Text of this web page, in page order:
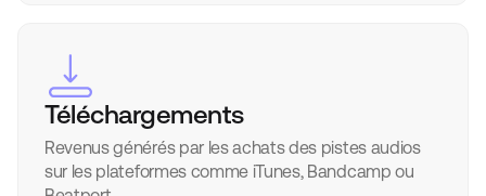
Téléchargements
Revenus générés par les achats des pistes audios
sur les plateformes comme iTunes, Bandcamp ou